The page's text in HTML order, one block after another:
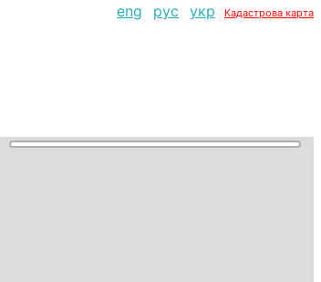
eng рус укр Кадастрова карта